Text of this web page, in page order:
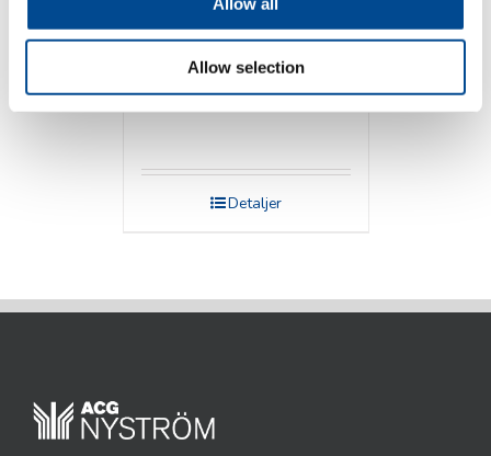
Allow selection
Veit Pressbord
Detaljer